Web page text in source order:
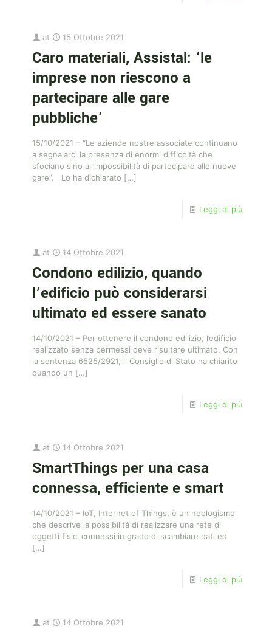
at 15 Ottobre 2021
Caro materiali, Assistal: ‘le
imprese non riescono a
partecipare alle gare
pubbliche’
15/10/2021 – “Le aziende nostre associate continuano
a segnalarci la presenza di enormi difficoltà che
sfociano sino all’impossibilità di partecipare alle nuove
gare”. Lo ha dichiarato […]
Leggi di più
at 14 Ottobre 2021
Condono edilizio, quando
l’edificio può considerarsi
ultimato ed essere sanato
14/10/2021 – Per ottenere il condono edilizio, l’edificio
realizzato senza permessi deve risultare ultimato. Con
la sentenza 6525/2921, il Consiglio di Stato ha chiarito
quando un […]
Leggi di più
at 14 Ottobre 2021
SmartThings per una casa
connessa, efficiente e smart
14/10/2021 – IoT, Internet of Things, è un neologismo
che descrive la possibilità di realizzare una rete di
oggetti fisici connessi in grado di scambiare dati ed
[…]
Leggi di più
at 14 Ottobre 2021